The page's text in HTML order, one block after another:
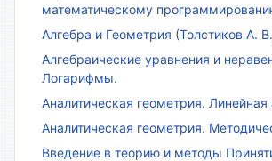
математическому
Алгебра и Геометрия (Толстиков А.
Алгебраические уравнения и
Логарифмы.
Аналитическая геометрия. Линейная
Аналитическая геометрия.
Введение в теорию и методы